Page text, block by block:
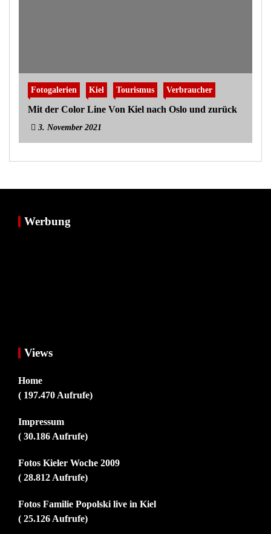
Fotogalerien Kiel Tourismus Verbraucher
Mit der Color Line Von Kiel nach Oslo und zurück
3. November 2021
Werbung
Views
Home
( 197.470 Aufrufe)
Impressum
( 30.186 Aufrufe)
Fotos Kieler Woche 2009
( 28.812 Aufrufe)
Fotos Familie Popolski live in Kiel
( 25.126 Aufrufe)